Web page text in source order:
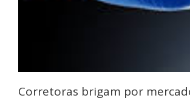
Corretoras brigam por